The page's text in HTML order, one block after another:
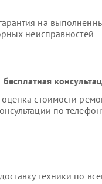
на
неисправностей
стоимости
по
техники по